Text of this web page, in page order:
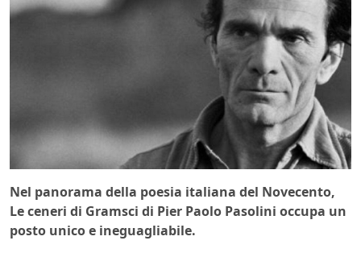
Nel panorama della poesia italiana del Novecento,
Le ceneri di Gramsci di Pier Paolo Pasolini occupa un
posto unico e ineguagliabile.